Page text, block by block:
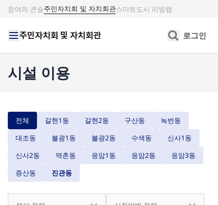
참여의 큰숲주민자치회 및 자치회관스마트도시 리빙랩
주민자치회 및 자치회관 로그인
시설 이용
전체 갈현1동 갈현2동 구산동
녹번동
대조동
불광1동 불광2동 수색동
신사1동
신사2동
역촌동 응암1동 응암2동
응암3동
증산동
진관동